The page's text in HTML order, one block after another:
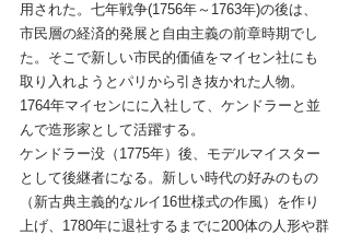
用された。七年戦争(1756年～1763年)の後は、
市民層の経済的発展と自由主義の前章時期でし
た。そこで新しい市民的価値をマイセン社にも
取り入れようとパリから引き抜かれた人物。
1764年マイセンにに入社して、ケンドラーと並
んで造形家として活躍する。
ケンドラー没（1775年）後、モデルマイスター
として後継者になる。新しい時代の好みのもの
（新古典主義的なルイ16世様式の作風）を作り
上げ、1780年に退社するまでに200体の人形や群